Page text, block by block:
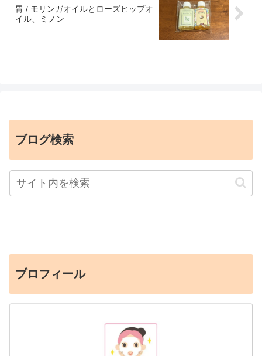
胃 / モリンガオイルとローズヒップオ
イル、ミノン
ブログ検索
プロフィール